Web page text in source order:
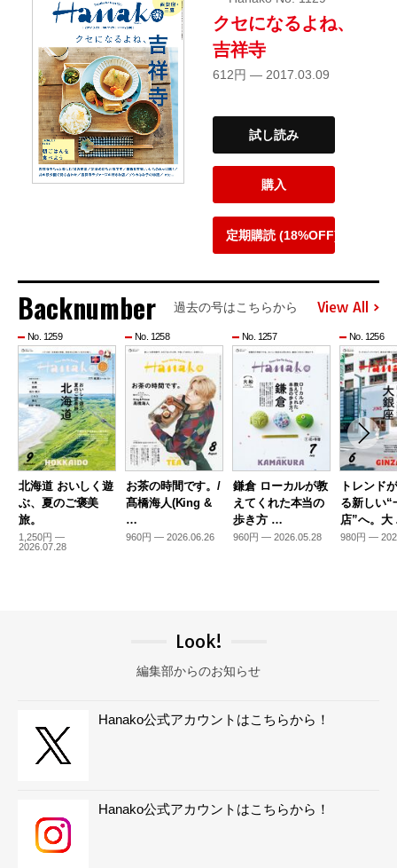
クセになるよね、
吉祥寺
612円 — 2017.03.09
試し読み
購入
定期購読 (18%OFF)
Backnumber 過去の号はこちらから View All
No. 1259
北海道 おいしく遊
ぶ、夏のご褒美
旅。
1,250円 —
2026.07.28
No. 1258
お茶の時間です。/
髙橋海人(King &
…
960円 — 2026.06.26
No. 1257
鎌倉 ローカルが教
えてくれた本当の
歩き方 …
960円 — 2026.05.28
No. 1256
トレンド
る新しい“
店”へ。
980円 —
Look!
編集部からのお知らせ
Hanako公式アカウントはこちらから！
Hanako公式アカウントはこちらから！